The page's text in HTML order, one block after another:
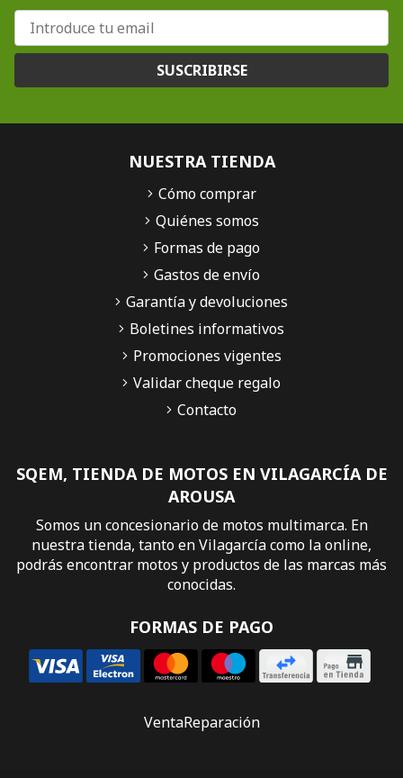
SUSCRIBIRSE
SQEM, TIENDA DE MOTOS EN VILAGARCÍA DE
AROUSA
Somos un concesionario de motos multimarca. En
nuestra tienda, tanto en Vilagarcía como la online,
podrás encontrar motos y productos de las marcas más
conocidas.
FORMAS DE PAGO
NUESTRA TIENDA
Cómo comprar
Quiénes somos
Formas de pago
Gastos de envío
Garantía y devoluciones
Boletines informativos
Promociones vigentes
Validar cheque regalo
Contacto
VentaReparación